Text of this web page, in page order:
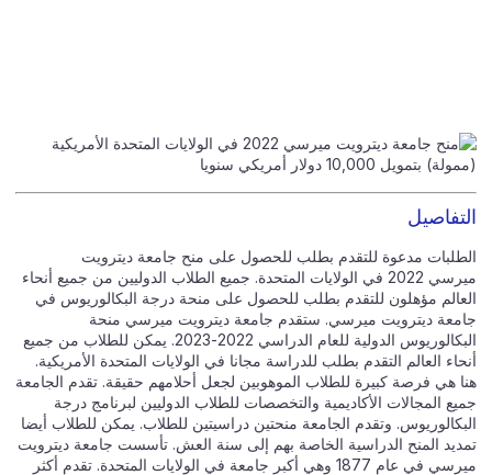
التفاصيل
الطلبات مدعوة للتقدم بطلب للحصول على منح جامعة ديترويت
ميرسي 2022 في الولايات المتحدة. جميع الطلاب الدوليين من جميع أنحاء
العالم مؤهلون للتقدم بطلب للحصول على منحة درجة البكالوريوس في
جامعة ديترويت ميرسي. ستقدم جامعة ديترويت ميرسي منحة
البكالوريوس الدولية للعام الدراسي 2022-2023. يمكن للطلاب من جميع
أنحاء العالم التقدم بطلب للدراسة مجانا في الولايات المتحدة الأمريكية.
هنا هي فرصة كبيرة للطلاب الموهوبين لجعل أحلامهم حقيقة. تقدم الجامعة
جميع المجالات الأكاديمية والتخصصات للطلاب الدوليين لبرنامج درجة
البكالوريوس. وتقدم الجامعة منحتين دراسيتين للطلاب. يمكن للطلاب أيضا
تمديد المنح الدراسية الخاصة بهم إلى سنة العش. تأسست جامعة ديترويت
ميرسي في عام 1877 وهي أكبر جامعة في الولايات المتحدة. تقدم أكثر